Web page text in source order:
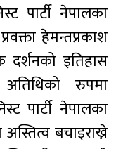
पार्टी नेपालका
हेमन्तप्रकाश
दर्शनको इतिहास
अतिथिको रुपमा
पार्टी नेपालका
बचाइराख्ने